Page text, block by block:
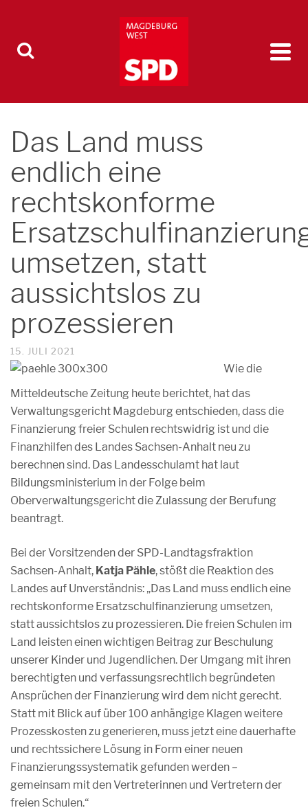
Das Land muss
endlich eine
rechtskonforme
umsetzen, statt
aussichtslos zu
prozessieren
15. JULI 2021
Wie die
Mitteldeutsche Zeitung heute berichtet, hat das
Verwaltungsgericht Magdeburg entschieden, dass die
Finanzierung freier Schulen rechtswidrig ist und die
Finanzhilfen des Landes Sachsen-Anhalt neu zu
berechnen sind. Das Landesschulamt hat laut
Bildungsministerium in der Folge beim
Oberverwaltungsgericht die Zulassung der Berufung
beantragt.
Bei der Vorsitzenden der SPD-Landtagsfraktion
Sachsen-Anhalt, Katja Pähle, stößt die Reaktion des
Landes auf Unverständnis: „Das Land muss endlich eine
rechtskonforme Ersatzschulfinanzierung umsetzen,
statt aussichtslos zu prozessieren. Die freien Schulen im
Land leisten einen wichtigen Beitrag zur Beschulung
unserer Kinder und Jugendlichen. Der Umgang mit ihren
berechtigten und verfassungsrechtlich begründeten
Ansprüchen der Finanzierung wird dem nicht gerecht.
Statt mit Blick auf über 100 anhängige Klagen weitere
Prozesskosten zu generieren, muss jetzt eine dauerhafte
und rechtssichere Lösung in Form einer neuen
Finanzierungssystematik gefunden werden –
gemeinsam mit den Vertreterinnen und Vertretern der
freien Schulen.“